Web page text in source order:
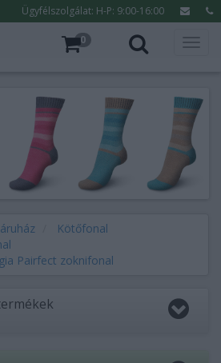
Ügyfélszolgálat: H-P: 9:00-16:00
0
Kötőfonal
Pairfect zoknifonal